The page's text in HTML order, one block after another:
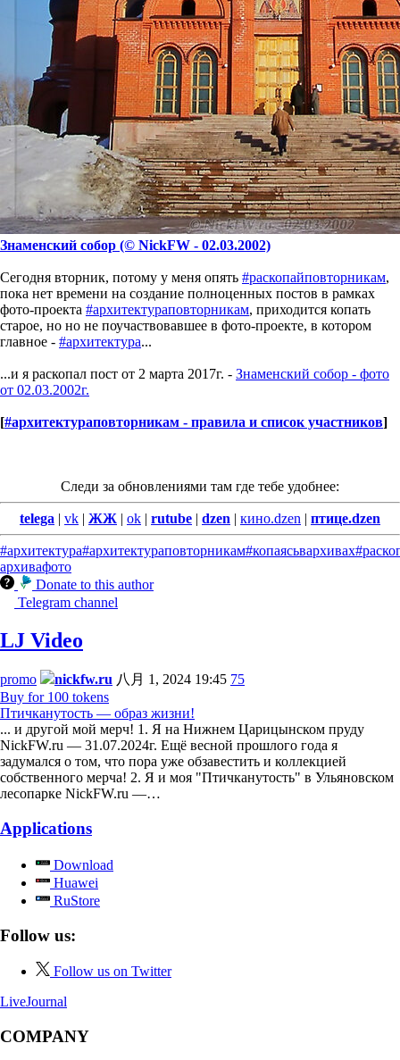
Знаменский собор (© NickFW - 02.03.2002)
Сегодня вторник, потому у меня опять #раскопайповторникам,
пока нет времени на создание полноценных постов в рамках
фото-проекта #архитектураповторникам, приходится копать
старое, но но не поучаствовавшее в фото-проекте, в котором
главное - #архитектура...
...и я раскопал пост от 2 марта 2017г. - Знаменский собор - фото
от 02.03.2002г.
[#архитектураповторникам - правила и список участников]
Следи за обновлениями там где тебе удобнее:
telega | vk | ЖЖ | ok | rutube | dzen | кино.dzen | птице.dzen
#архитектура#архитектураповторникам#копаясьвархивах
архивафото
Donate to this author
Telegram channel
LJ Video
promo nickfw.ru 八月 1, 2024 19:45 75
Buy for 100 tokens
Птичканутость — образ жизни!
... и другой мой мерч! 1. Я на Нижнем Царицынском пруду
NickFW.ru — 31.07.2024г. Ещё весной прошлого года я
задумался о том, что пора уже обзавестить и коллекцией
собственного мерча! 2. Я и моя "Птичканутость" в Ульяновском
лесопарке NickFW.ru —…
Applications
Download
Huawei
RuStore
Follow us:
Follow us on Twitter
LiveJournal
COMPANY